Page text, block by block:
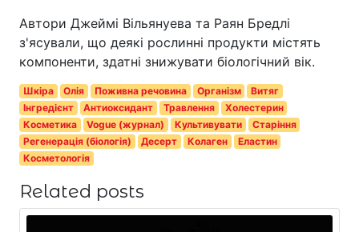
Автори Джеймі Вільянуева та Раян Бредлі
з'ясували, що деякі рослинні продукти містять
компоненти, здатні знижувати біологічний вік.
Шкіра Олія Поживна речовина Організм
Витяг
Інгредієнт
Антиоксидант Травлення
Холестерин
Косметика
Vogue (журнал) Культивувати
Старіння
Регенерація (біологія)
Десерт Колаген
Еластин
Косметологія
Related posts